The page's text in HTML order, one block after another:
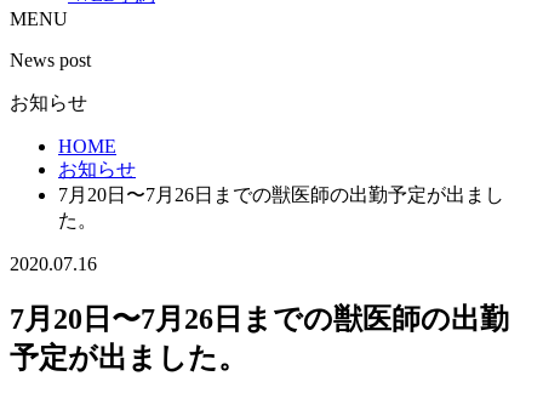
MENU
News post
お知らせ
HOME
お知らせ
7月20日〜7月26日までの獣医師の出勤予定が出まし
た。
2020.07.16
7月20日〜7月26日までの獣医師の出勤
予定が出ました。